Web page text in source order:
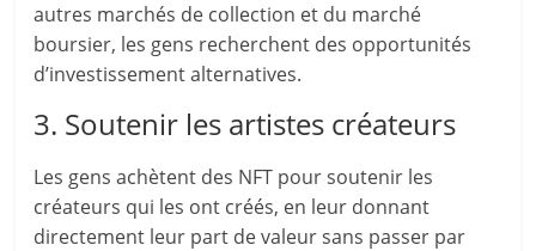
autres marchés de collection et du marché
boursier, les gens recherchent des opportunités
d’investissement alternatives.
3. Soutenir les artistes créateurs
Les gens achètent des NFT pour soutenir les
créateurs qui les ont créés, en leur donnant
directement leur part de valeur sans passer par